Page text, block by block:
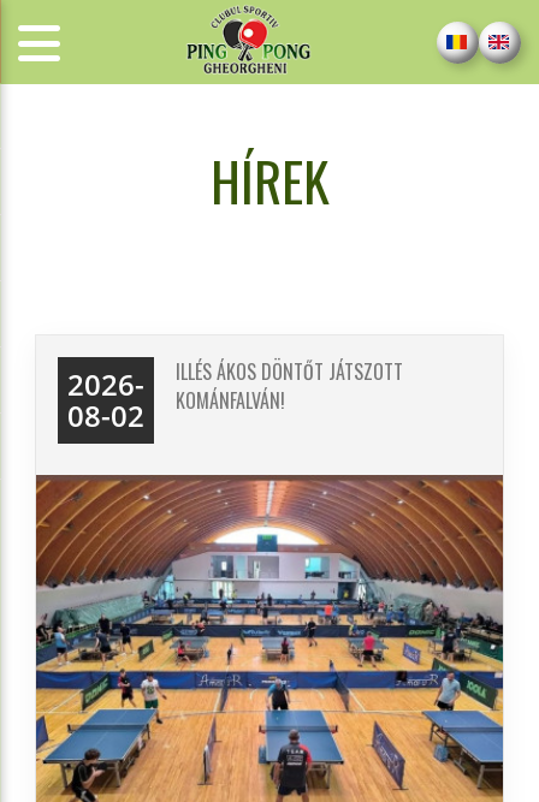
HÍREK
2026-
08-02
ILLÉS ÁKOS DÖNTŐT JÁTSZOTT
KOMÁNFALVÁN!